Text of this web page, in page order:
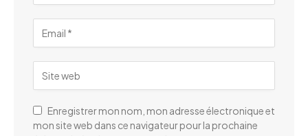
Enregistrer mon nom, mon adresse électronique et
mon site web dans ce navigateur pour la prochaine